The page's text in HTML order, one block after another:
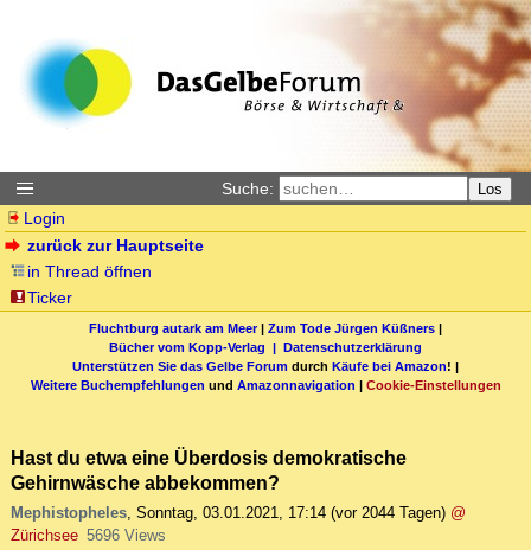
Suche: Los
Login
zurück zur Hauptseite
in Thread öffnen
Ticker
Fluchtburg autark am Meer| Zum Tode Jürgen Küßners |
Bücher vom Kopp-Verlag | Datenschutzerklärung
Unterstützen Sie das Gelbe Forum durch Käufe bei Amazon! |
Weitere Buchempfehlungen und Amazonnavigation | Cookie-Einstellungen
Hast du etwa eine Überdosis demokratische
Gehirnwäsche abbekommen?
Mephistopheles, Sonntag, 03.01.2021, 17:14 (vor 2044 Tagen) @
Zürichsee 5696 Views